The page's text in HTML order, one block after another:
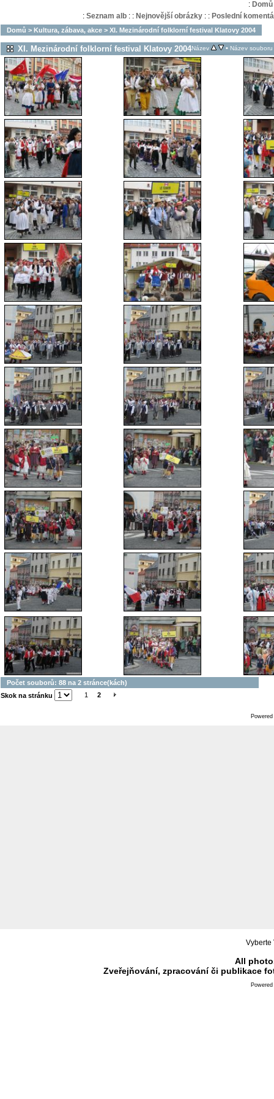
: Domů
: Seznam alb: : Nejnovější obrázky: : Poslední
Domů > Kultura, zábava, akce > XI. Mezinárodní folklorní festival Klatovy 2004
XI. Mezinárodní folklorní festival Klatovy 2004Název • Název souboru
Počet souborů: 88 na 2 stránce(kách)
Skok na stránku
1 2
Vyberte
All
Zveřejňování, zpracování či publikace